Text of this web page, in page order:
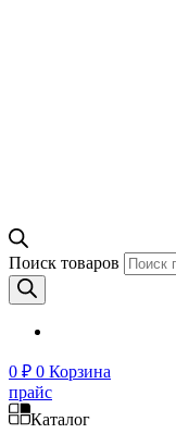
Поиск товаров
0 ₽ 0 Корзина
прайс
Каталог